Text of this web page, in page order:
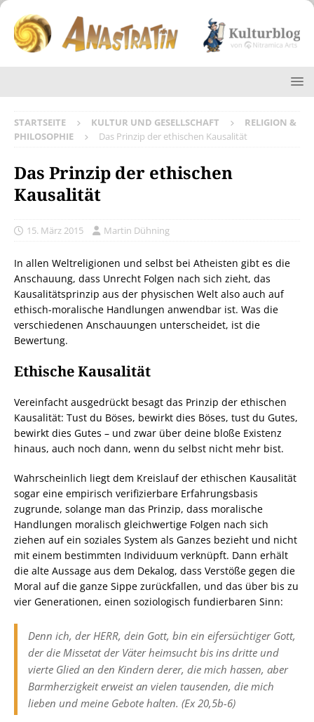
STARTSEITE KULTUR UND GESELLSCHAFT
RELIGION &
PHILOSOPHIE
Das Prinzip der ethischen Kausalität
Das Prinzip der ethischen
Kausalität
15. März 2015 Martin Dühning
In allen Weltreligionen und selbst bei Atheisten gibt es die
Anschauung, dass Unrecht Folgen nach sich zieht, das
Kausalitätsprinzip aus der physischen Welt also auch auf
ethisch-moralische Handlungen anwendbar ist. Was die
verschiedenen Anschauungen unterscheidet, ist die
Bewertung.
Ethische Kausalität
Vereinfacht ausgedrückt besagt das Prinzip der ethischen
Kausalität: Tust du Böses, bewirkt dies Böses, tust du Gutes,
bewirkt dies Gutes – und zwar über deine bloße Existenz
hinaus, auch noch dann, wenn du selbst nicht mehr bist.
Wahrscheinlich liegt dem Kreislauf der ethischen Kausalität
sogar eine empirisch verifizierbare Erfahrungsbasis
zugrunde, solange man das Prinzip, dass moralische
Handlungen moralisch gleichwertige Folgen nach sich
ziehen auf ein soziales System als Ganzes bezieht und nicht
mit einem bestimmten Individuum verknüpft. Dann erhält
die alte Aussage aus dem Dekalog, dass Verstöße gegen die
Moral auf die ganze Sippe zurückfallen, und das über bis zu
vier Generationen, einen soziologisch fundierbaren Sinn:
Denn ich, der HERR, dein Gott, bin ein eifersüchtiger Gott,
der die Missetat der Väter heimsucht bis ins dritte und
vierte Glied an den Kindern derer, die mich hassen, aber
Barmherzigkeit erweist an vielen tausenden, die mich
lieben und meine Gebote halten. (Ex 20,5b-6)